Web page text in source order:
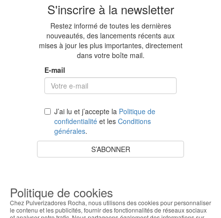
S'inscrire à la newsletter
Restez informé de toutes les dernières
nouveautés, des lancements récents aux
mises à jour les plus importantes, directement
dans votre boîte mail.
E-mail
J’ai lu et j’accepte la Politique de
confidentialité et les Conditions
générales.
S’ABONNER
Retour à la boutique
Politique de cookies
Chez Pulverizadores Rocha, nous utilisons des cookies pour personnaliser
le contenu et les publicités, fournir des fonctionnalités de réseaux sociaux